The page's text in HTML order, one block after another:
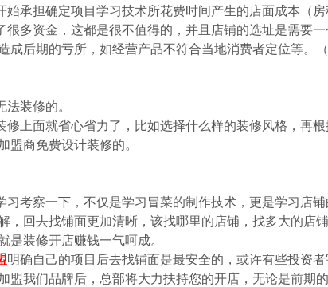
承担确定项目学习技术所花费时间产生的店面成本（房
多资金，这都是很不值得的，并且店铺的选址是需要
成后期的亏所，如经营产品不符合当地消费者定位等。
装修的。
上面就省心省力了，比如选择什么样的装修风格，再
盟商免费设计装修的。
考察一下，不仅是学习冒菜的制作技术，更是学习店
，回去找铺面更加清晰，该找哪里的店铺，找多大的
是装修开店赚钱一气呵成。
明确自己的项目后去找铺面是最安全的，或许有些投资
盟我们品牌后，总部将大力扶持您的开店，无论是前期